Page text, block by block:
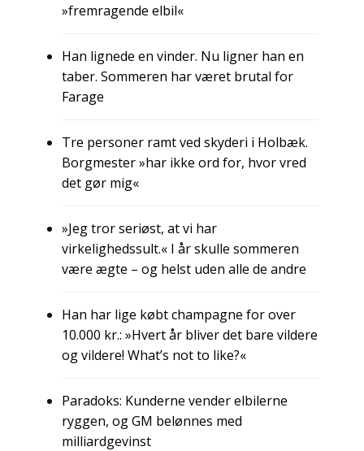
»fremragende elbil«
Han lignede en vinder. Nu ligner han en
taber. Sommeren har været brutal for
Farage
Tre personer ramt ved skyderi i Holbæk.
Borgmester »har ikke ord for, hvor vred
det gør mig«
»Jeg tror seriøst, at vi har
virkelighedssult.« I år skulle sommeren
være ægte – og helst uden alle de andre
Han har lige købt champagne for over
10.000 kr.: »Hvert år bliver det bare vildere
og vildere! What’s not to like?«
Paradoks: Kunderne vender elbilerne
ryggen, og GM belønnes med
milliardgevinst